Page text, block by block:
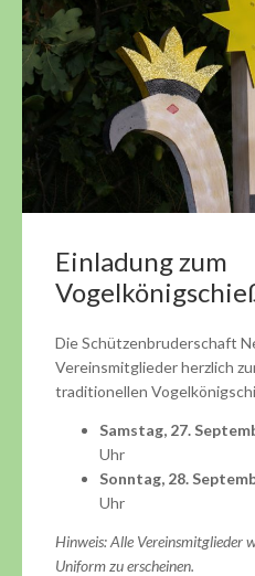
Einladung zum
Die Schützenbruderschaft
Vereinsmitglieder herzlich
traditionellen
Samstag, 27.
Uhr
Sonntag, 28.
Uhr
Hinweis: Alle Vereinsmitglieder
Uniform zu erscheinen.